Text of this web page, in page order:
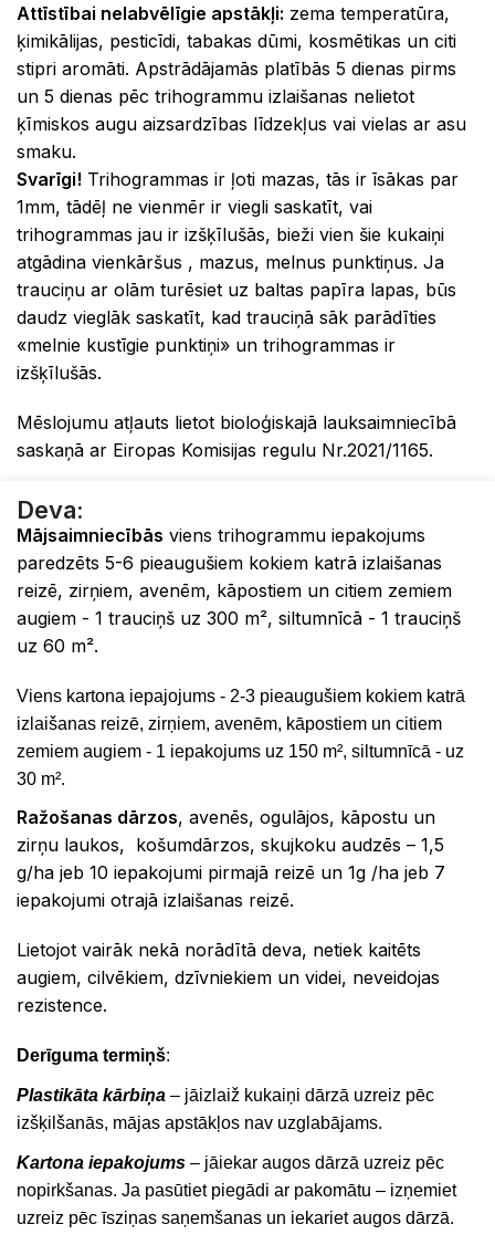
Attīstībai nelabvēlīgie apstākļi: zema temperatūra,
ķimikālijas, pesticīdi, tabakas dūmi, kosmētikas un citi
stipri aromāti. Apstrādājamās platībās 5 dienas pirms
un 5 dienas pēc trihogrammu izlaišanas nelietot
ķīmiskos augu aizsardzības līdzekļus vai vielas ar asu
smaku.
Svarīgi! Trihogrammas ir ļoti mazas, tās ir īsākas par
1mm, tādēļ ne vienmēr ir viegli saskatīt, vai
trihogrammas jau ir izšķīlušās, bieži vien šie kukaiņi
atgādina vienkāršus , mazus, melnus punktiņus. Ja
trauciņu ar olām turēsiet uz baltas papīra lapas, būs
daudz vieglāk saskatīt, kad trauciņā sāk parādīties
«melnie kustīgie punktiņi» un trihogrammas ir
izšķīlušās.
Mēslojumu atļauts lietot bioloģiskajā lauksaimniecībā
saskaņā ar Eiropas Komisijas regulu Nr.2021/1165.
Deva:
Mājsaimniecībās viens trihogrammu iepakojums
paredzēts 5-6 pieaugušiem kokiem katrā izlaišanas
reizē, zirņiem, avenēm, kāpostiem un citiem zemiem
augiem - 1 trauciņš uz 300 m², siltumnīcā - 1 trauciņš
uz 60 m².
Viens kartona iepajojums - 2-3 pieaugušiem kokiem katrā
izlaišanas reizē, zirņiem, avenēm, kāpostiem un citiem
zemiem augiem - 1 iepakojums uz 150 m², siltumnīcā - uz
30 m².
Ražošanas dārzos, avenēs, ogulājos, kāpostu un
zirņu laukos, košumdārzos, skujkoku audzēs – 1,5
g/ha jeb 10 iepakojumi pirmajā reizē un 1g /ha jeb 7
iepakojumi otrajā izlaišanas reizē.
Lietojot vairāk nekā norādītā deva, netiek kaitēts
augiem, cilvēkiem, dzīvniekiem un videi, neveidojas
rezistence.
Derīguma termiņš:
Plastikāta kārbiņa – jāizlaiž kukaiņi dārzā uzreiz pēc
izšķilšanās, mājas apstākļos nav uzglabājams.
Kartona iepakojums – jāiekar augos dārzā uzreiz pēc
nopirkšanas. Ja pasūtiet piegādi ar pakomātu – izņemiet
uzreiz pēc īsziņas saņemšanas un iekariet augos dārzā.